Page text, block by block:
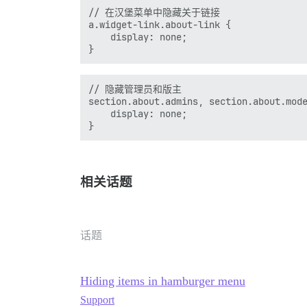
// 在汉堡菜单中隐藏关于链接
a.widget-link.about-link {
    display: none;
// 隐藏管理员和版主
section.about.admins,
    display: none;
相关话题
话题
Hiding items in hamburger menu
Support